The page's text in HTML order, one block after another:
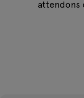
attendons